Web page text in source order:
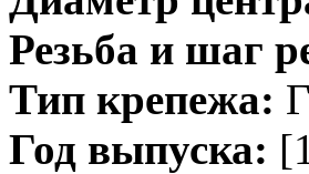
Резьба и шаг
Тип крепежа:
Год выпуска: